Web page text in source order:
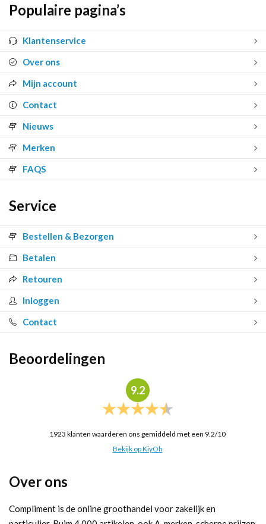
Populaire pagina’s
Klantenservice
Over ons
Mijn account
Contact
Nieuws
Merken
FAQS
Service
Bestellen & Bezorgen
Betalen
Retouren
Inloggen
Contact
Beoordelingen
9.2
1923 klanten waarderen ons gemiddeld met een 9.2/10
Bekijk op KiyOh
Over ons
Compliment is de online groothandel voor zakelijk en